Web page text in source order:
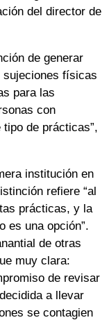
del director de
de generar
sujeciones físicas
para las
con
de prácticas”,
institución en
refiere “al
prácticas, y la
es una opción”.
de otras
muy clara:
de revisar
a llevar
se contagien